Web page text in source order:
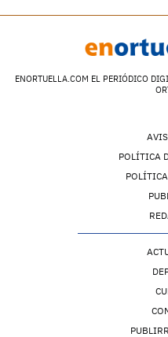
ENORTUELLA.COM EL PERIÓDICO
POLÍTICA